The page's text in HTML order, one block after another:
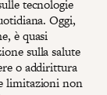
tecnologie
Oggi,
è quasi
sulla salute
o addirittura
limitazioni non